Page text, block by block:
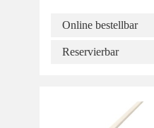
Online bestellbar
Reservierbar